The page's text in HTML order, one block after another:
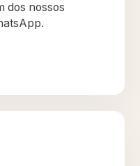
dos nossos